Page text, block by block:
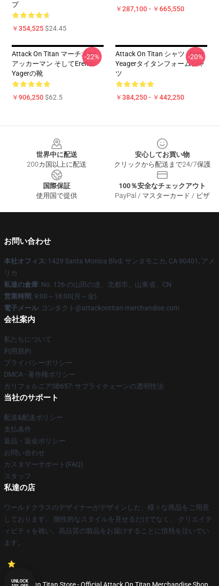
プ
￥354,525$24.45
￥287,100 - ￥665,550
Attack On Titan マーチ: Levi
アッカーマン そしてErenの
Yagerの靴
￥906,250$62.5
-22%
Attack On Titan シャツ - Eren
Yeagerタイタンフォームシャ
ツ
￥384,250 - ￥442,250
-20%
世界中に配送
200カ国以上に配送
安心してお買い物
クリックから配送まで24/7保護
国際保証
使用国で提供
100％安全なチェックアウト
PayPal / マスターカード / ビザ
お問い合わせ
本社オフィス: 1429 Santa Monica Blvd, サンタモニカ, CA 90401, アメ
リカ
私達の倉庫: No. 126 の山田の道、北都市、山東省、CN
営業時間: 9:00～18:00(月～金)
電子メール: コンタクト@attackontitan-merchandise.com
会社案内
私たちについて
利用規約
プライバシーポリシー
DMCA - 著作権ポリシー
カリフォルニアSB657: サプライチェーンの透明性法
当社のサポート
配送&配送ポリシー
支払条件
返品・返金ポリシー
お問い合わせ
カスタマーサポート(FAQ)
スタッフ
私達の店
ワールドクラスのデザイナーがデザインした、様々な商品をご用意
しております。 個性的なスタイルを見せるだけでなく、 クリエイテ
ィビティを祝い、高品質の製品をお届けすることに情熱を注いでい
ます。
UNLOCK